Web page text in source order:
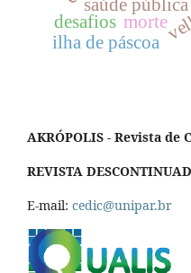
saúde pública
morte
ilha de páscoa
desafios
AKRÓPOLIS - Revista de
REVISTA
E-mail: cedic@unipar.br